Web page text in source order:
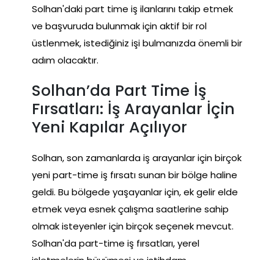
Solhan'daki part time iş ilanlarını takip etmek
ve başvuruda bulunmak için aktif bir rol
üstlenmek, istediğiniz işi bulmanızda önemli bir
adım olacaktır.
Solhan’da Part Time İş
Fırsatları: İş Arayanlar İçin
Yeni Kapılar Açılıyor
Solhan, son zamanlarda iş arayanlar için birçok
yeni part-time iş fırsatı sunan bir bölge haline
geldi. Bu bölgede yaşayanlar için, ek gelir elde
etmek veya esnek çalışma saatlerine sahip
olmak isteyenler için birçok seçenek mevcut.
Solhan'da part-time iş fırsatları, yerel